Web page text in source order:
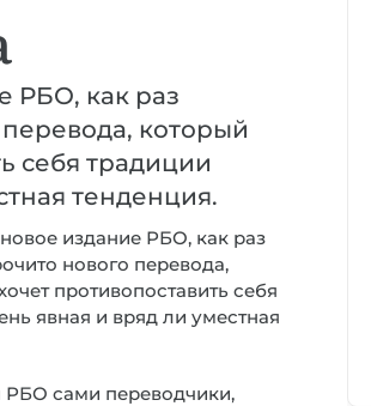
РБО, как раз
который
себя традиции
тенденция.
издание РБО, как раз
нового перевода,
противопоставить себя
явная и вряд ли уместная
РБО сами переводчики,